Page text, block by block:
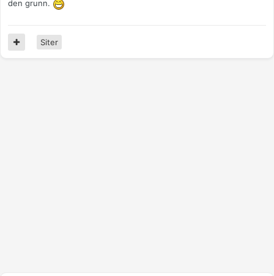
den grunn.
Siter